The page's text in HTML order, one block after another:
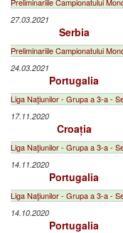
27.03.2021
Serbia
Preliminariile Campionatului
24.03.2021
Portugalia
Liga Naţiunilor - Grupa a 3-a -
17.11.2020
Croația
Liga Naţiunilor - Grupa a 3-a -
14.11.2020
Portugalia
Liga Naţiunilor - Grupa a 3-a -
14.10.2020
Portugalia